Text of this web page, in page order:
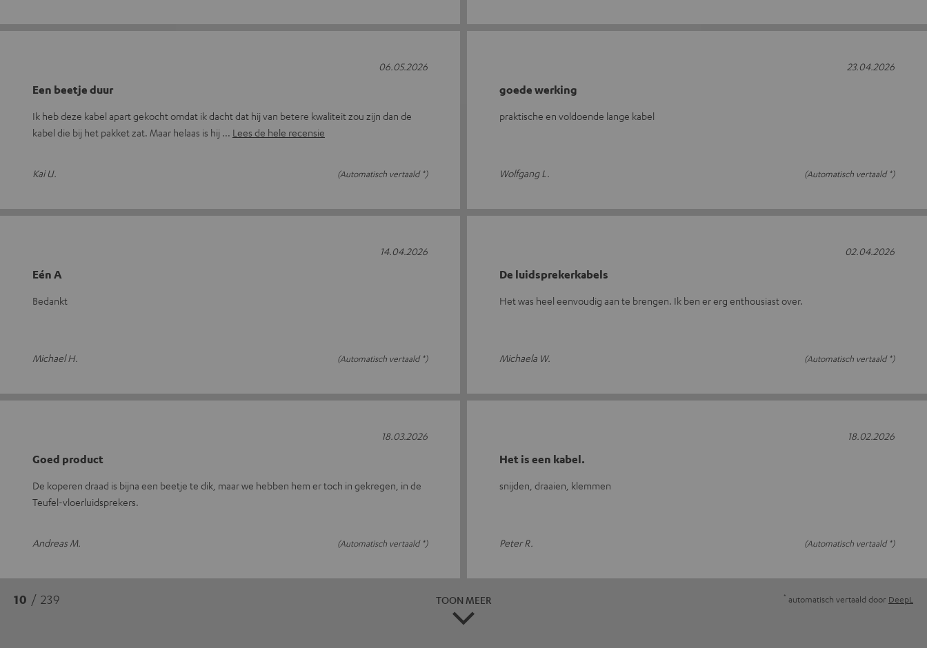
Een beetje duur
Ik heb deze kabel apart gekocht omdat ik dacht dat hij van betere kwaliteit zou zijn dan de
kabel die bij het pakket zat. Maar helaas is hij
Lees de hele recensie
Kai U. (Automatisch vertaald *)
06.05.2026
goede werking
praktische en voldoende lange kabel
Wolfgang L. (Automatisch vertaald *)
23.04.2026
Eén A
Bedankt
Michael H. (Automatisch vertaald *)
14.04.2026
De luidsprekerkabels
Het was heel eenvoudig aan te brengen. Ik ben er erg enthousiast over.
Michaela W. (Automatisch vertaald *)
02.04.2026
Goed product
De koperen draad is bijna een beetje te dik, maar we hebben hem er toch in gekregen, in de
Teufel-vloerluidsprekers.
Andreas M. (Automatisch vertaald *)
18.03.2026
Het is een kabel.
snijden, draaien, klemmen
Peter R. (Automatisch vertaald *)
18.02.2026
10 / 239 * automatisch vertaald door DeepL
TOON MEER